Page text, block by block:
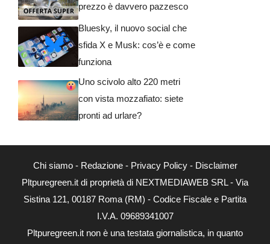
prezzo è davvero pazzesco
Bluesky, il nuovo social che
sfida X e Musk: cos’è e come
funziona
Uno scivolo alto 220 metri
con vista mozzafiato: siete
pronti ad urlare?
Chi siamo- Redazione- Privacy Policy- Disclaimer
Pltpuregreen.it di proprietà di NEXTMEDIAWEB SRL - Via
Sistina 121, 00187 Roma (RM) - Codice Fiscale e Partita
I.V.A. 09689341007
Pltpuregreen.it non è una testata giornalistica, in quanto